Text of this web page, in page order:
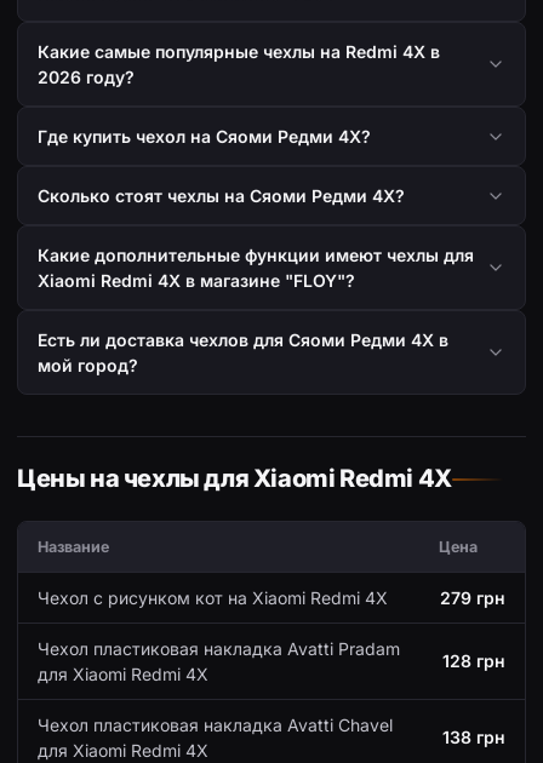
Какие самые популярные чехлы на Redmi 4X в
2026 году?
Где купить чехол на Сяоми Редми 4Х?
Сколько стоят чехлы на Сяоми Редми 4Х?
Какие дополнительные функции имеют чехлы для
Xiaomi Redmi 4X в магазине "FLOY"?
Есть ли доставка чехлов для Сяоми Редми 4Х в
мой город?
Цены на чехлы для Xiaomi Redmi 4X
Название Цена
Чехол с рисунком кот на Xiaomi Redmi 4X 279 грн
Чехол пластиковая накладка Avatti Pradam
для Xiaomi Redmi 4X
128 грн
Чехол пластиковая накладка Avatti Chavel
для Xiaomi Redmi 4X
138 грн